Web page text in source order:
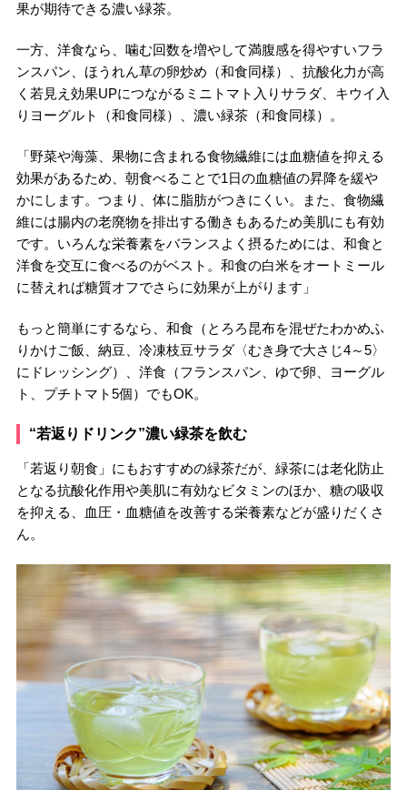
果が期待できる濃い緑茶。
一方、洋食なら、噛む回数を増やして満腹感を得やすいフラ
ンスパン、ほうれん草の卵炒め（和食同様）、抗酸化力が高
く若見え効果UPにつながるミニトマト入りサラダ、キウイ入
りヨーグルト（和食同様）、濃い緑茶（和食同様）。
「野菜や海藻、果物に含まれる食物繊維には血糖値を抑える
効果があるため、朝食べることで1日の血糖値の昇降を緩や
かにします。つまり、体に脂肪がつきにくい。また、食物繊
維には腸内の老廃物を排出する働きもあるため美肌にも有効
です。いろんな栄養素をバランスよく摂るためには、和食と
洋食を交互に食べるのがベスト。和食の白米をオートミール
に替えれば糖質オフでさらに効果が上がります」
もっと簡単にするなら、和食（とろろ昆布を混ぜたわかめふ
りかけご飯、納豆、冷凍枝豆サラダ〈むき身で大さじ4～5〉
にドレッシング）、洋食（フランスパン、ゆで卵、ヨーグル
ト、プチトマト5個）でもOK。
“若返りドリンク”濃い緑茶を飲む
「若返り朝食」にもおすすめの緑茶だが、緑茶には老化防止
となる抗酸化作用や美肌に有効なビタミンのほか、糖の吸収
を抑える、血圧・血糖値を改善する栄養素などが盛りだくさ
ん。